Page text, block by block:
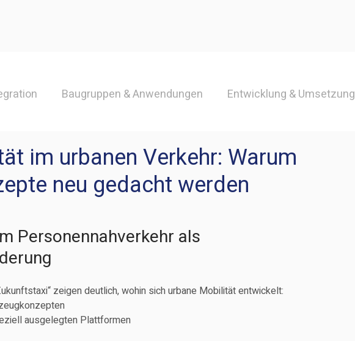
Baugruppen & Anwendungen Entwicklung & Umsetzung
im urbanen Verkehr: Warum
neu gedacht werden
Personennahverkehr als
zeigen deutlich, wohin sich urbane Mobilität entwickelt:
ausgelegten Plattformen